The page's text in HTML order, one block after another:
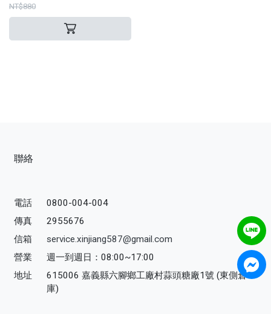
NT$880
聯絡
電話
0800-004-004
傳真
2955676
信箱
service.xinjiang587@gmail.com
營業
週一到週日：08:00~17:00
地址
615006 嘉義縣六腳鄉工廠村蒜頭糖廠1號 (東側倉
庫)